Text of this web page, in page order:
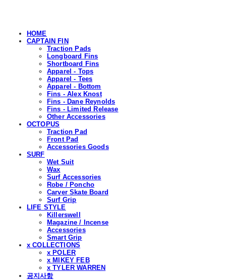
HOME
CAPTAIN FIN
Traction Pads
Longboard Fins
Shortboard Fins
Apparel - Tops
Apparel - Tees
Apparel - Bottom
Fins - Alex Knost
Fins - Dane Reynolds
Fins - Limited Release
Other Accessories
OCTOPUS
Traction Pad
Front Pad
Accessories Goods
SURF
Wet Suit
Wax
Surf Accessories
Robe / Poncho
Carver Skate Board
Surf Grip
LIFE STYLE
Killerswell
Magazine / Incense
Accessories
Smart Grip
x COLLECTIONS
x POLER
x MIKEY FEB
x TYLER WARREN
공지사항